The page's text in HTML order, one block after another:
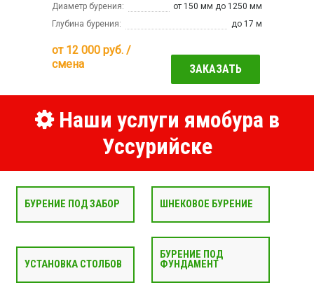
Диаметр бурения:
от 150 мм до 1250 мм
Глубина бурения:
до 17 м
от 12 000 руб. /
смена
ЗАКАЗАТЬ
Наши услуги ямобура в
Уссурийске
БУРЕНИЕ ПОД ЗАБОР ШНЕКОВОЕ БУРЕНИЕ
УСТАНОВКА СТОЛБОВ
БУРЕНИЕ ПОД
ФУНДАМЕНТ